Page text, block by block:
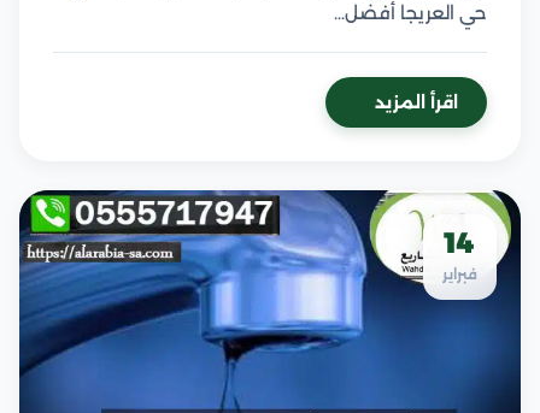
حي العريجا أفضل…
اقرأ المزيد
14
فبراير